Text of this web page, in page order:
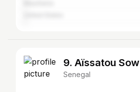
9. Aïssatou Sow
Senegal